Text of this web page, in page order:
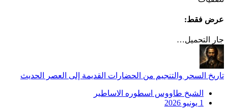
عرض فقط:
جار التحميل…
تاريخ السحر والتنجيم من الحضارات القديمة إلى العصر الحديث
الشيخ طاووس اسطوره الاساطير
1 يونيو 2026